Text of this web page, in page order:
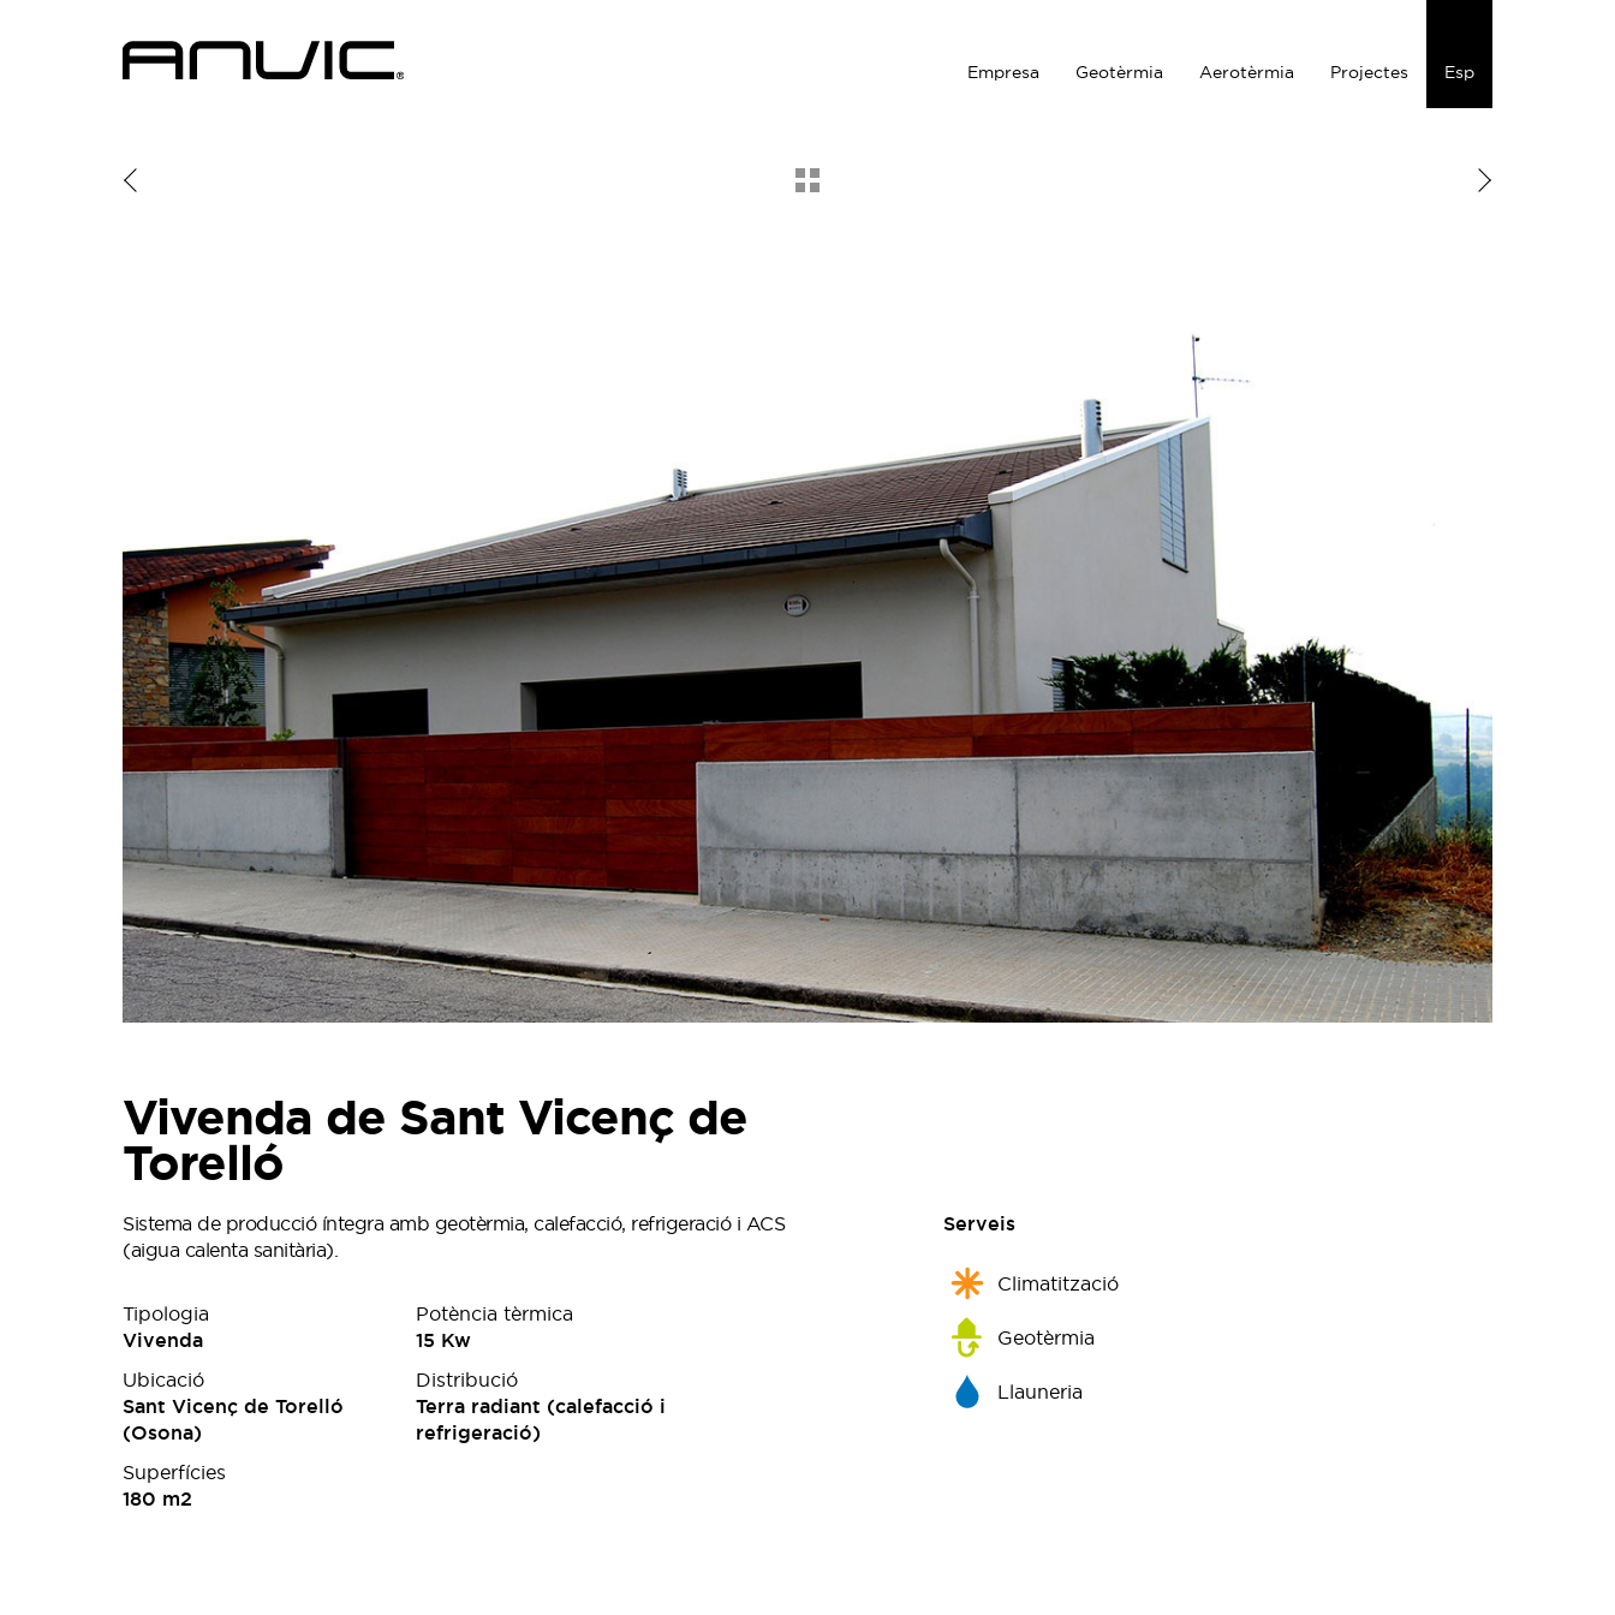
Empresa Geotèrmia Aerotèrmia Projectes Esp
Tornar
als
Vivenda de Sant Vicenç de
Torelló
Sistema de producció íntegra amb geotèrmia, calefacció, refrigeració i ACS
(aigua calenta sanitària).
Tipologia
Vivenda
Ubicació
Sant Vicenç de Torelló
(Osona)
Superfícies
180 m2
Potència tèrmica
15 Kw
Distribució
Terra radiant (calefacció i
refrigeració)
Serveis
Climatització
Geotèrmia
Llauneria